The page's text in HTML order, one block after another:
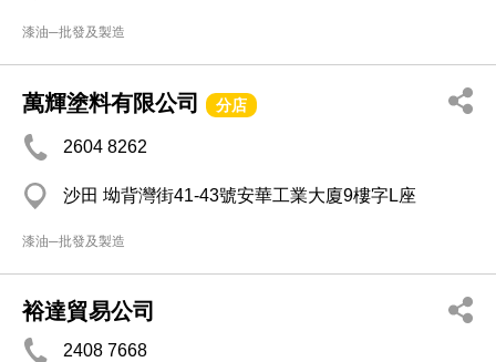
漆油─批發及製造
萬輝塗料有限公司 分店
2604 8262
沙田 坳背灣街41-43號安華工業大廈9樓字L座
漆油─批發及製造
裕達貿易公司
2408 7668